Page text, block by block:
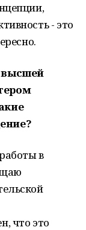
- это
высшей
в
что это